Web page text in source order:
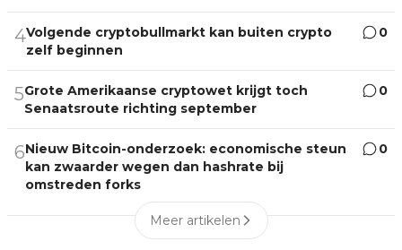
4Volgende cryptobullmarkt kan buiten crypto
zelf beginnen
0
5Grote Amerikaanse cryptowet krijgt toch
Senaatsroute richting september
0
6Nieuw Bitcoin-onderzoek: economische steun
kan zwaarder wegen dan hashrate bij
omstreden forks
0
Meer artikelen